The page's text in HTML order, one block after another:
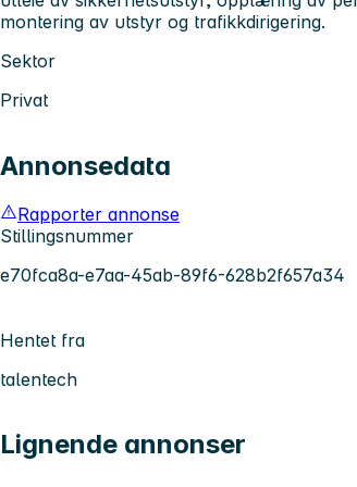
montering av utstyr og trafikkdirigering.
Sektor
Privat
Annonsedata
Rapporter annonse
Stillingsnummer
e70fca8a-e7aa-45ab-89f6-628b2f657a34
Hentet fra
talentech
Lignende annonser